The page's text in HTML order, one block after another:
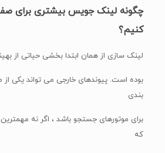
چگونه لینک جویس بیشتری برای
کنیم؟
لینک سازی از همان ابتدا بخشی حیاتی از
بوده است. پیوندهای خارجی می تواند یکی از
بندی
برای موتورهای جستجو باشد ، اگر نه
که